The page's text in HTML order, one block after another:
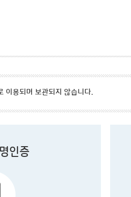
이용되며 보관되지 않습니다.
인증